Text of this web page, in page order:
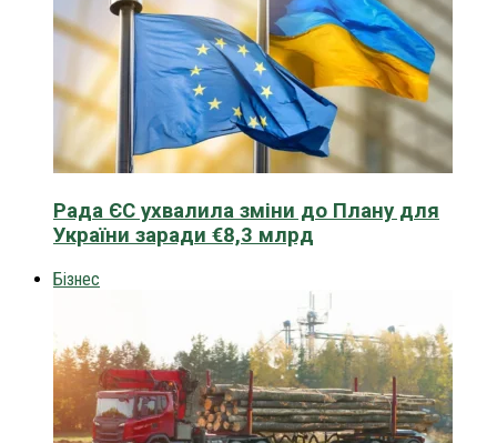
Рада ЄС ухвалила зміни до Плану для
України заради €8,3 млрд
Бізнес